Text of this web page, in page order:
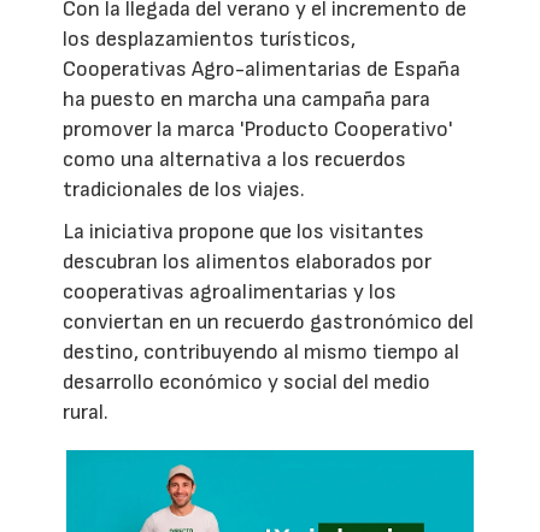
Con la llegada del verano y el incremento de
los desplazamientos turísticos,
Cooperativas Agro-alimentarias de España
ha puesto en marcha una campaña para
promover la marca 'Producto Cooperativo'
como una alternativa a los recuerdos
tradicionales de los viajes.
La iniciativa propone que los visitantes
descubran los alimentos elaborados por
cooperativas agroalimentarias y los
conviertan en un recuerdo gastronómico del
destino, contribuyendo al mismo tiempo al
desarrollo económico y social del medio
rural.